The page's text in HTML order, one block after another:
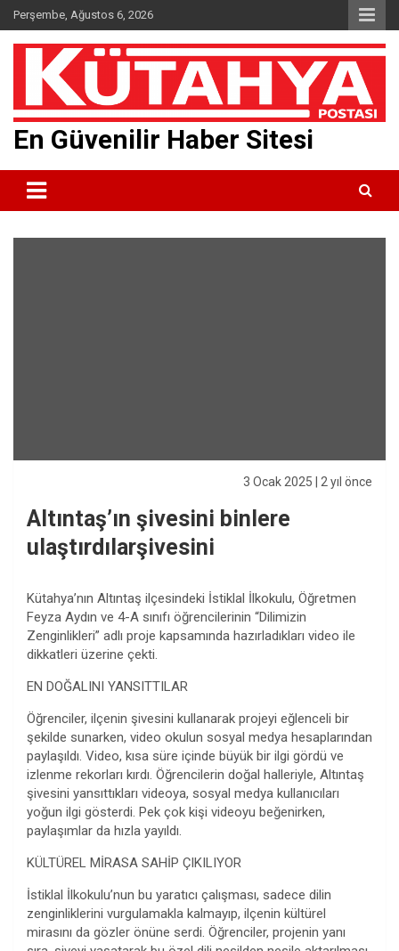
Skip
to
content
Perşembe, Ağustos 6, 2026
En Güvenilir Haber Sitesi
3 Ocak 2025 | 2 yıl önce
Altıntaş’ın şivesini binlere
ulaştırdılarşivesini
Kütahya’nın Altıntaş ilçesindeki İstiklal İlkokulu, Öğretmen
Feyza Aydın ve 4-A sınıfı öğrencilerinin “Dilimizin
Zenginlikleri” adlı proje kapsamında hazırladıkları video ile
dikkatleri üzerine çekti.
EN DOĞALINI YANSITTILAR
Öğrenciler, ilçenin şivesini kullanarak projeyi eğlenceli bir
şekilde sunarken, video okulun sosyal medya hesaplarından
paylaşıldı. Video, kısa süre içinde büyük bir ilgi gördü ve
izlenme rekorları kırdı. Öğrencilerin doğal halleriyle, Altıntaş
şivesini yansıttıkları videoya, sosyal medya kullanıcıları
yoğun ilgi gösterdi. Pek çok kişi videoyu beğenirken,
paylaşımlar da hızla yayıldı.
KÜLTÜREL MİRASA SAHİP ÇIKILIYOR
İstiklal İlkokulu’nun bu yaratıcı çalışması, sadece dilin
zenginliklerini vurgulamakla kalmayıp, ilçenin kültürel
mirasını da gözler önüne serdi. Öğrenciler, projenin yanı